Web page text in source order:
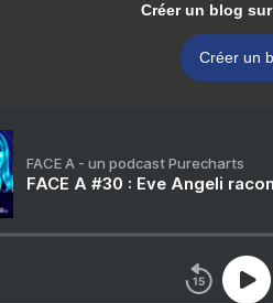
Créer un blog
Créer un
FACE A - un podcast Purecharts
FACE A #30 : Eve Angeli